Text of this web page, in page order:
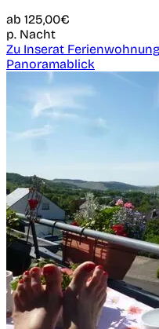
ab 125,00€
p. Nacht
Zu Inserat
Panoramablick